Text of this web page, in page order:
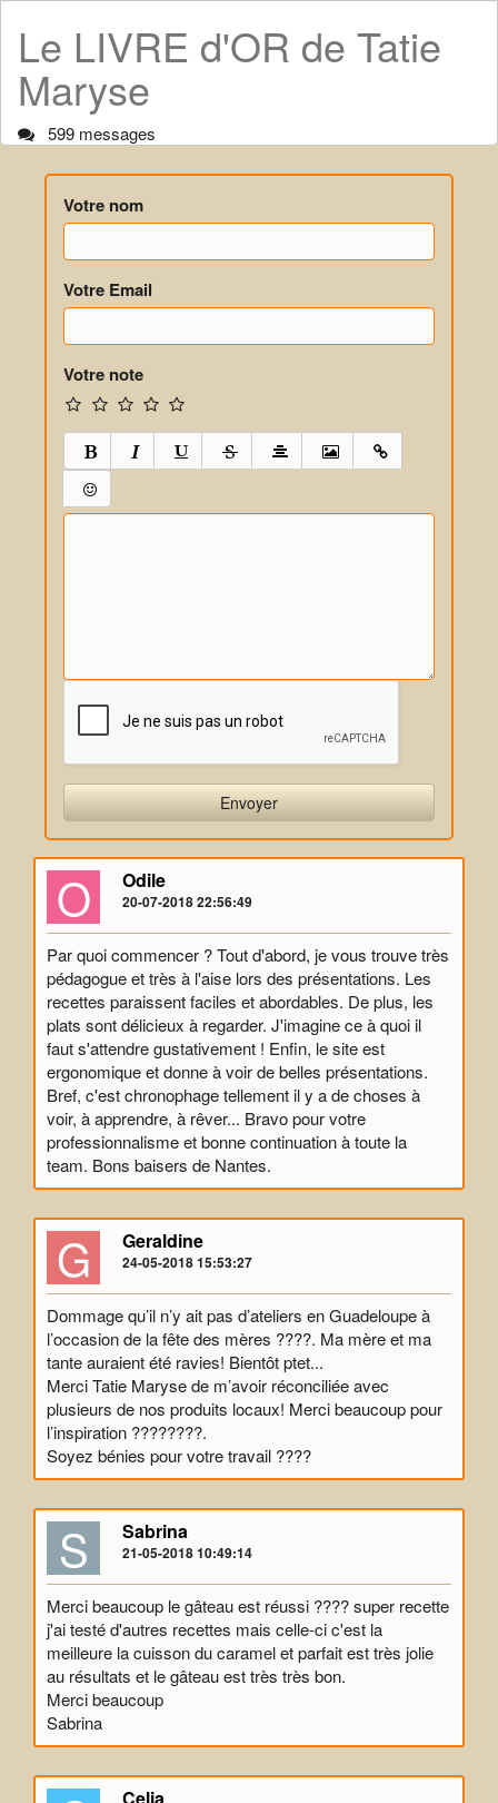
Le LIVRE d'OR de Tatie
Maryse
599 messages
Votre nom
Votre Email
Votre note
O Odile
20-07-2018 22:56:49
Par quoi commencer ? Tout d'abord, je vous trouve très
pédagogue et très à l'aise lors des présentations. Les
recettes paraissent faciles et abordables. De plus, les
plats sont délicieux à regarder. J'imagine ce à quoi il
faut s'attendre gustativement ! Enfin, le site est
ergonomique et donne à voir de belles présentations.
Bref, c'est chronophage tellement il y a de choses à
voir, à apprendre, à rêver... Bravo pour votre
professionnalisme et bonne continuation à toute la
team. Bons baisers de Nantes.
G Geraldine
24-05-2018 15:53:27
Dommage qu’il n’y ait pas d’ateliers en Guadeloupe à
l’occasion de la fête des mères ????. Ma mère et ma
tante auraient été ravies! Bientôt ptet...
Merci Tatie Maryse de m’avoir réconciliée avec
plusieurs de nos produits locaux! Merci beaucoup pour
l’inspiration ????????.
Soyez bénies pour votre travail ????
S Sabrina
21-05-2018 10:49:14
Merci beaucoup le gâteau est réussi ???? super recette
j'ai testé d'autres recettes mais celle-ci c'est la
meilleure la cuisson du caramel et parfait est très jolie
au résultats et le gâteau est très très bon.
Merci beaucoup
Sabrina